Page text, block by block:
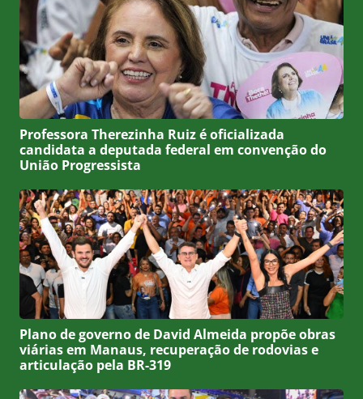
Professora Therezinha Ruiz é oficializada
candidata a deputada federal em convenção do
União Progressista
Plano de governo de David Almeida propõe obras
viárias em Manaus, recuperação de rodovias e
articulação pela BR-319